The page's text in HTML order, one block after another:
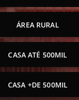
ÁREA RURAL
CASA ATÉ 500MIL
CASA +DE 500MIL